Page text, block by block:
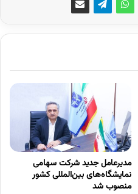
مدیرعامل جدید شرکت سهامی
نمایشگاه‌های بین‌المللی کشور
منصوب شد